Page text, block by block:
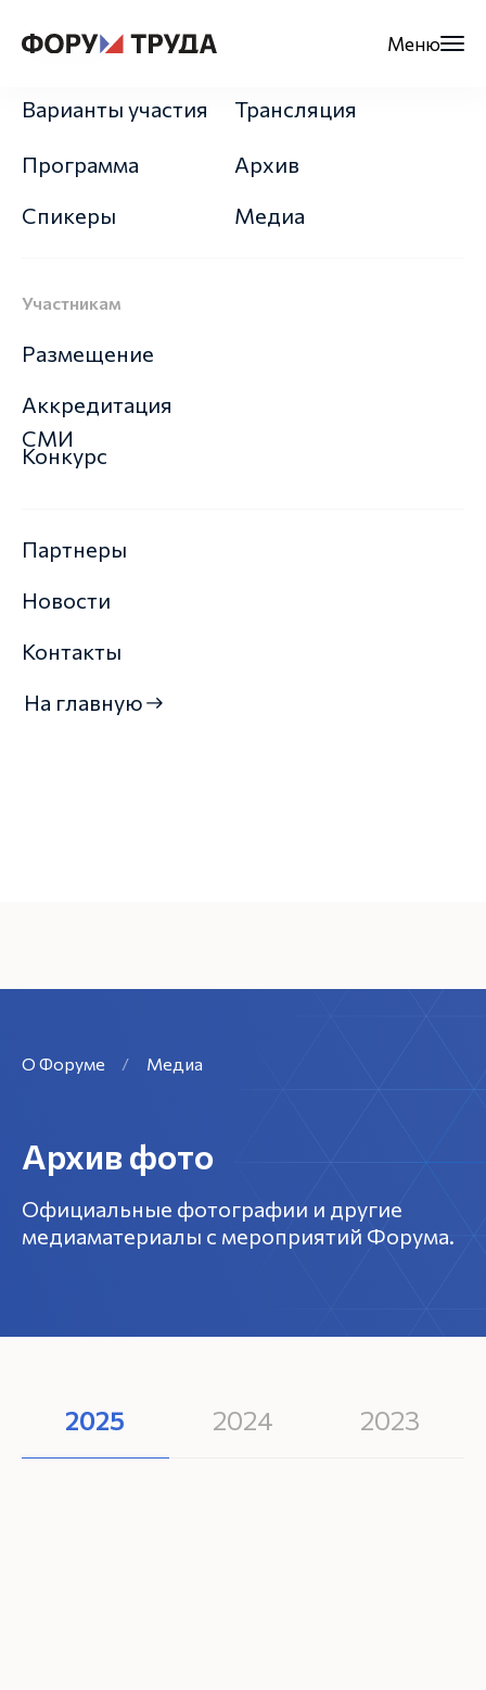
Меню
Медиа
Архив
Трансляция
Программа
Конкурс
Аккредитация
СМИ
Размещение
Спикеры
Варианты участия
Контакты
Новости
Партнеры
Участникам
О форуме
На главную
/ Медиа
О Форуме
Архив фото
Официальные фотографии и другие
медиаматериалы с мероприятий Форума.
2025 2024 2023